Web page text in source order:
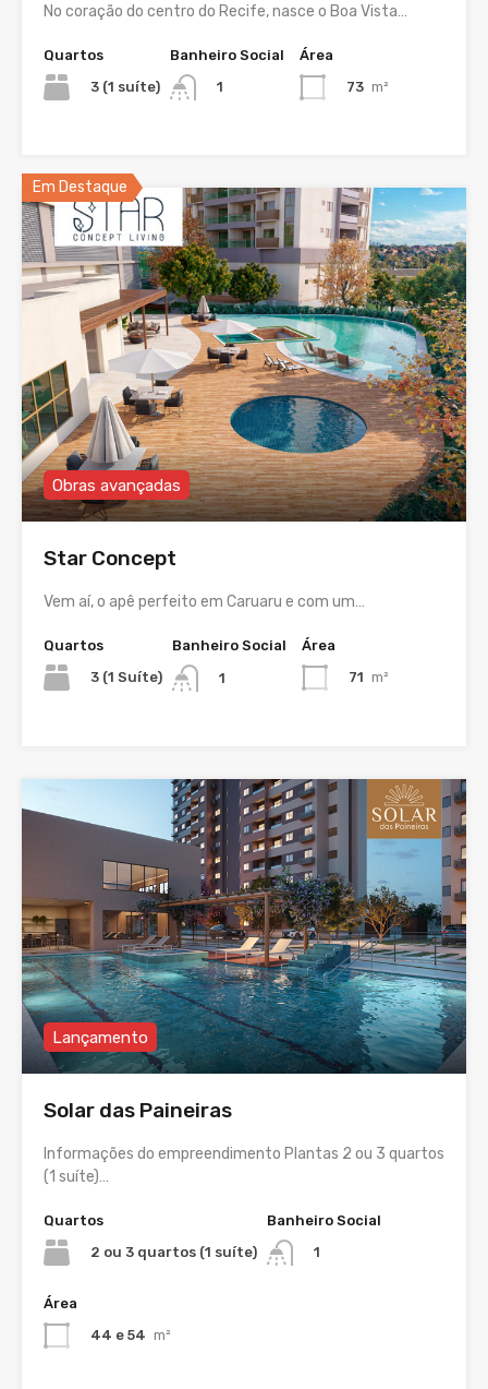
No coração do centro do Recife, nasce o Boa Vista…
Quartos
3 (1 suíte)
Banheiro Social
1
Área
73 m²
Em Destaque
Obras avançadas
Star Concept
Vem aí, o apê perfeito em Caruaru e com um…
Quartos
3 (1 Suíte)
Banheiro Social
1
Área
71 m²
Lançamento
Solar das Paineiras
Informações do empreendimento Plantas 2 ou 3 quartos
(1 suíte)…
Quartos
2 ou 3 quartos (1 suíte)
Banheiro Social
1
Área
44 e 54 m²